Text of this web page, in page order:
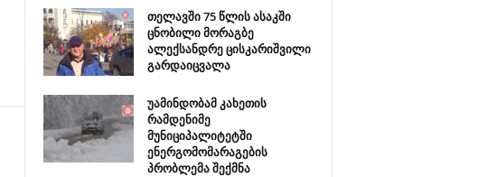
თელავში 75 წლის ასაკში
ცნობილი მორაგბე
ალექსანდრე ცისკარიშვილი
გარდაიცვალა
უამინდობამ კახეთის
რამდენიმე
მუნიციპალიტეტში
ენერგომომარაგების
პრობლემა შექმნა